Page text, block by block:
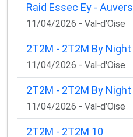
Raid Essec Ey -
11/04/2026 - Val-d'Oise
2T2M - 2T2M By
11/04/2026 - Val-d'Oise
2T2M - 2T2M By
11/04/2026 - Val-d'Oise
2T2M - 2T2M 10